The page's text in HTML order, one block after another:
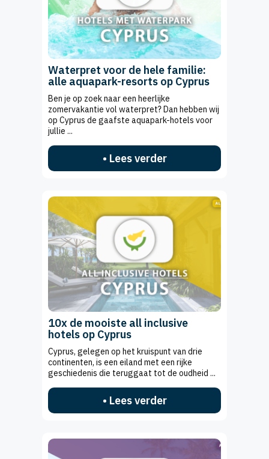
Waterpret voor de hele familie:
alle aquapark-resorts op Cyprus
Ben je op zoek naar een heerlijke
zomervakantie vol waterpret? Dan hebben wij
op Cyprus de gaafste aquapark-hotels voor
jullie ...
• Lees verder
10x de mooiste all inclusive
hotels op Cyprus
Cyprus, gelegen op het kruispunt van drie
continenten, is een eiland met een rijke
geschiedenis die teruggaat tot de oudheid ...
• Lees verder